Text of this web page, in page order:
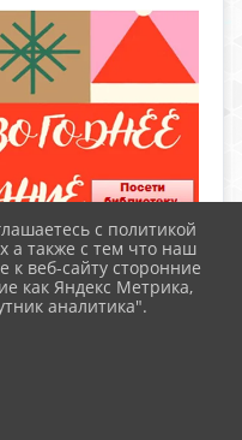
с политикой
а также с тем что наш
к веб-сайту сторонние
как Яндекс Метрика,
аналитика".